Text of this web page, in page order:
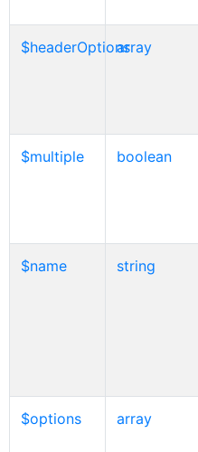
$headerOptionsarray
$multiple boolean
$name string
$options array